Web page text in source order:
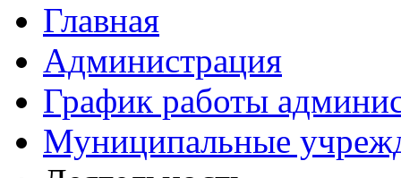
Главная
Администрация
График работы
Муниципальные